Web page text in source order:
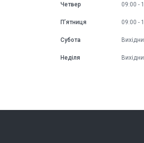
Четвер 09:00
Пʼятниця 09:00
Субота
Неділя